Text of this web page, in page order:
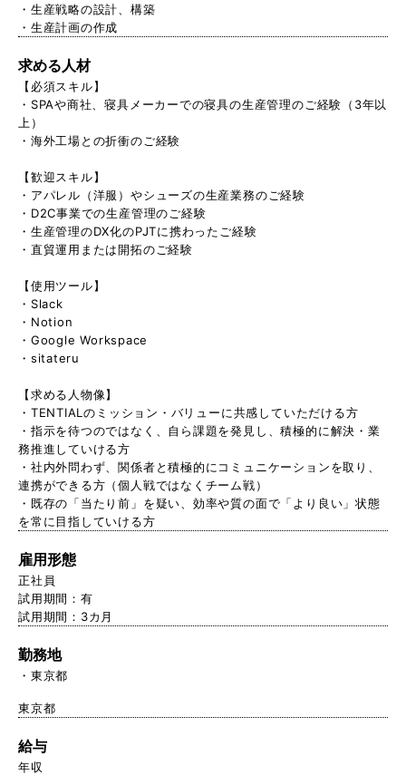
・生産戦略の設計、構築
・生産計画の作成
求める人材
【必須スキル】
・SPAや商社、寝具メーカーでの寝具の生産管理のご経験（3年以
上）
・海外工場との折衝のご経験
【歓迎スキル】
・アパレル（洋服）やシューズの生産業務のご経験
・D2C事業での生産管理のご経験
・生産管理のDX化のPJTに携わったご経験
・直貿運用または開拓のご経験
【使用ツール】
・Slack
・Notion
・Google Workspace
・sitateru
【求める人物像】
・TENTIALのミッション・バリューに共感していただける方
・指示を待つのではなく、自ら課題を発見し、積極的に解決・業
務推進していける方
・社内外問わず、関係者と積極的にコミュニケーションを取り、
連携ができる方（個人戦ではなくチーム戦）
・既存の「当たり前」を疑い、効率や質の面で「より良い」状態
を常に目指していける方
雇用形態
正社員
試用期間：有
試用期間：3カ月
勤務地
東京都
東京都
給与
年収